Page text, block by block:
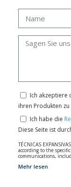
Ich akzeptiere
ihren Produkten
Ich habe die
Diese Seite ist
TÉCNICAS
according to the
communications,
The data in our files
Mehr lesen